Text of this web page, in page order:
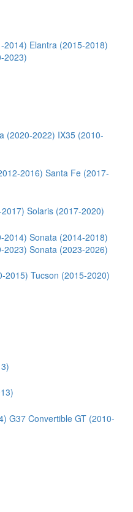
2014) Elantra (2015-2018)
2023)
(2020-2022) IX35 (2010-
2016) Santa Fe (2017-
Solaris (2017-2020)
2014) Sonata (2014-2018)
2023) Sonata (2023-2026)
2015) Tucson (2015-2020)
G37 Convertible GT (2010-